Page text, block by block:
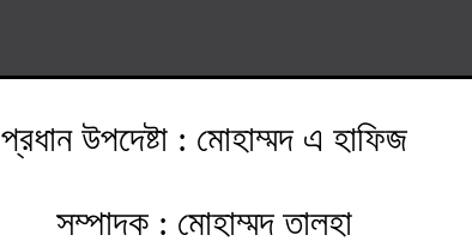
প্রধান উপদেষ্টা : মোহাম্মদ এ হাফিজ
সম্পাদক : মোহাম্মদ তালহা